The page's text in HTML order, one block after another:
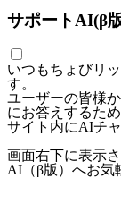
サポートAI(β
いつもちょびリ
す。
ユーザーの皆様
にお答えするため
サイト内にAIチ
画面右下に表示
AI（β版）へお気